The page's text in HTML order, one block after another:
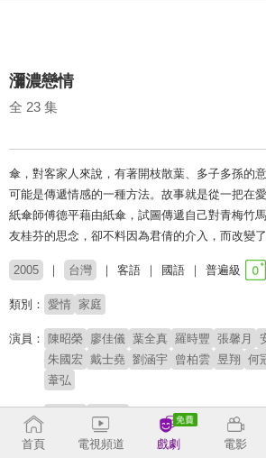
瀰濃戀情
全 23 集
傘，對客家人來說，有著開枝散葉、多子多孫的
可能是傳遞情感的一種方法。故事就是從一把在
紙傘師傅德平藉由紙傘，試圖傳遞自己對青梅竹
友桂芬的思念，卻不料因為君倩的介入，而改變
2005 台灣 客語 國語 普遍級
類別： 愛情 家庭
演員： 陳昭榮 廖佳儀 葉全真 羅時豐 張馨月
朱國宏 戴士堯 劉涵宇 曾柏雲 昱翔 何
葦弘
導演： 林桂枝
首頁 電視頻道 戲劇 電影